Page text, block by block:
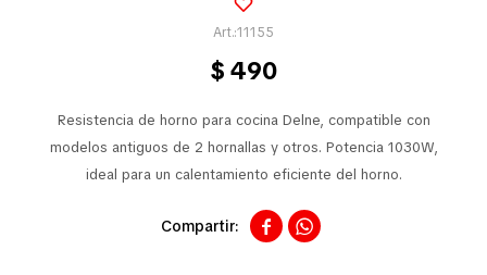
11155
$ 490
Resistencia de horno para cocina Delne, compatible con
modelos antiguos de 2 hornallas y otros. Potencia 1030W,
ideal para un calentamiento eficiente del horno.
 
Limpieza vehícular